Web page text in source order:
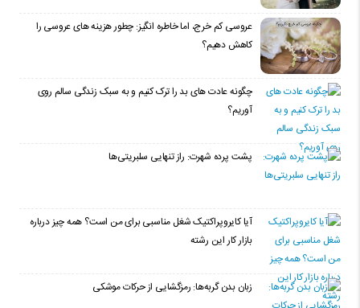
عروسی کم خرج، اما خاطره انگیز: چطور هزینه های عروسی را
کاهش دهیم؟
چگونه عادت‌ های بد را ترک کنیم و به سبک زندگی سالم روی
آوریم؟
پشت پرده شهرت: راز تنهایی سلبریتی‌ها
آیا کایروپراکتیک شغل مناسبی برای من است؟ همه چیز درباره
بازار کار این رشته
زبان بدن گربه‌ها: رمزگشایی از حرکات موشکی